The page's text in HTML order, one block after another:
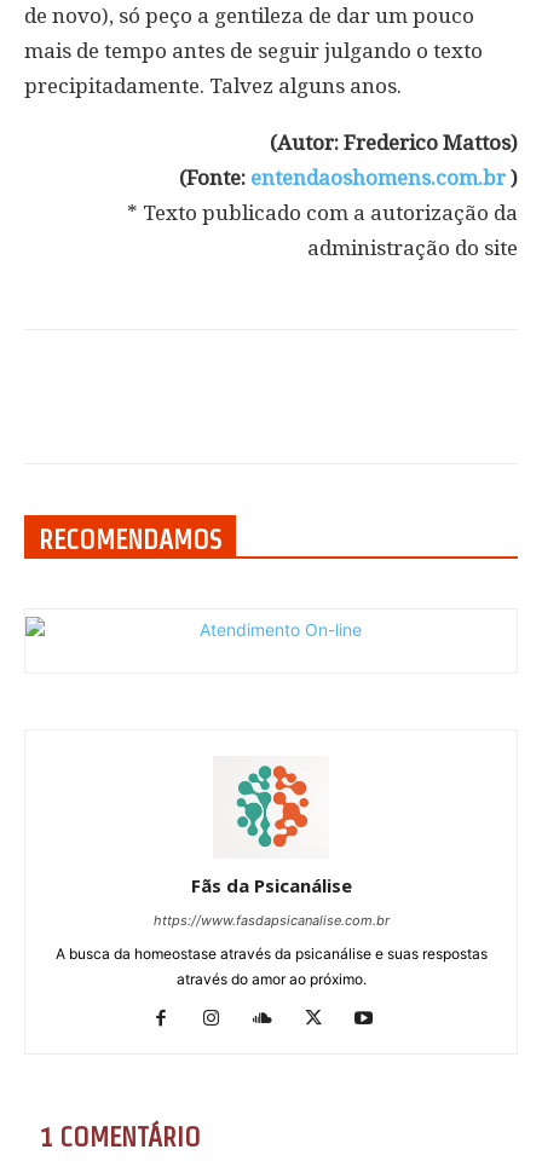
de novo), só peço a gentileza de dar um pouco
mais de tempo antes de seguir julgando o texto
precipitadamente. Talvez alguns anos.
(Autor: Frederico Mattos)
(Fonte: entendaoshomens.com.br )
* Texto publicado com a autorização da
administração do site
RECOMENDAMOS
Fãs da Psicanálise
https://www.fasdapsicanalise.com.br
A busca da homeostase através da psicanálise e suas respostas
através do amor ao próximo.
1 COMENTÁRIO